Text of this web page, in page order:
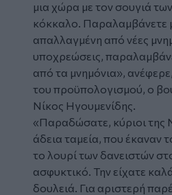
μια χώρα με τον σουγιά
κόκκαλο. Παραλαμβάνετε
απαλλαγμένη από νέες
υποχρεώσεις,
από τα μνημόνια»,
του προϋπολογισμού, ο
Νίκος Ηγουμενίδης.
«Παραδώσατε, κύριοι της
άδεια ταμεία, που έκαναν
το λουρί των δανειστών
ασφυκτικό. Την είχατε
δουλειά. Για αριστερή